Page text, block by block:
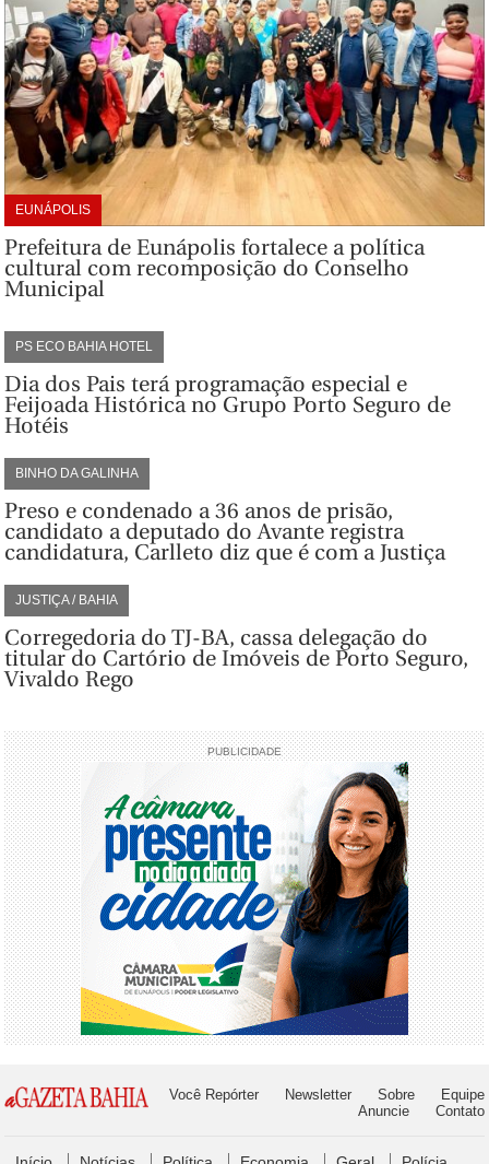
EUNÁPOLIS
Prefeitura de Eunápolis fortalece a política
cultural com recomposição do Conselho
Municipal
PS ECO BAHIA HOTEL
Dia dos Pais terá programação especial e
Feijoada Histórica no Grupo Porto Seguro de
Hotéis
BINHO DA GALINHA
Preso e condenado a 36 anos de prisão,
candidato a deputado do Avante registra
candidatura, Carlleto diz que é com a Justiça
JUSTIÇA / BAHIA
Corregedoria do TJ-BA, cassa delegação do
titular do Cartório de Imóveis de Porto Seguro,
Vivaldo Rego
PUBLICIDADE
Você Repórter Newsletter Sobre
Equipe
Anuncie
Contato